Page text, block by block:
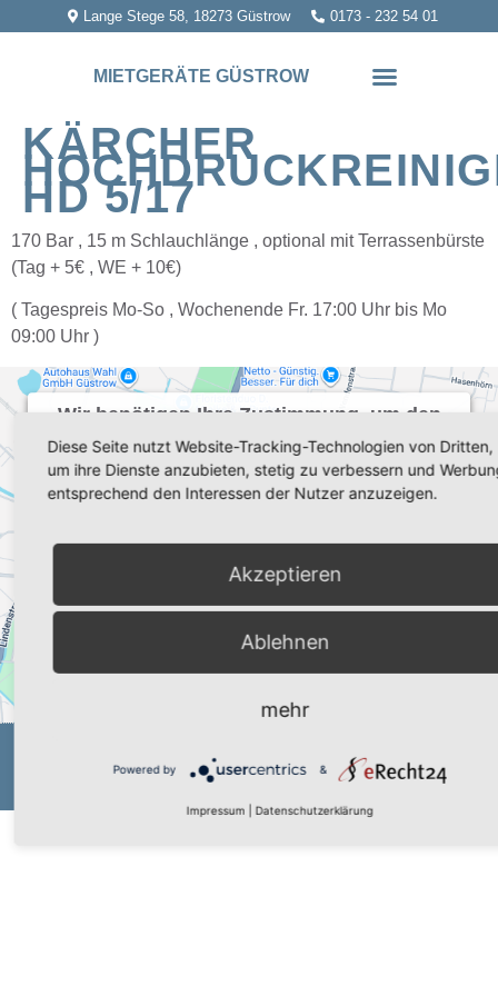
Lange Stege 58, 18273 Güstrow 0173 - 232 54 01
MIETGERÄTE GÜSTROW
KÄRCHER
HD 5/17
170 Bar , 15 m Schlauchlänge , optional mit Terrassenbürste
(Tag + 5€ , WE + 10€)
( Tagespreis Mo-So , Wochenende Fr. 17:00 Uhr bis Mo
09:00 Uhr )
Wir benötigen Ihre Zustimmung, um den
Google Maps-Service zu laden!
Wir verwenden einen Service eines Drittanbieters, um
Karteninhalte einzubetten. Dieser Service kann Daten zu
und stimmen Sie der Nutzung des Service zu, um diese
Karte anzuzeigen.
Powered byUsercentrics Consent Management Platform
MADE WITH
SCHABEROM
Diese Seite nutzt Website-Tracking-Technologien von Dritten,
um ihre Dienste anzubieten, stetig zu verbessern und
entsprechend den Interessen der Nutzer anzuzeigen.
Akzeptieren
Ablehnen
mehr
Powered by &
Impressum Datenschutzerklärung